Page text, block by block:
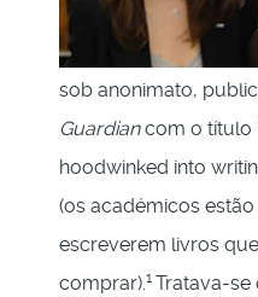
sob anonimato,
Guardiancom o título
hoodwinked into
(os académicos
escreverem livros
comprar).1 Tratava-se